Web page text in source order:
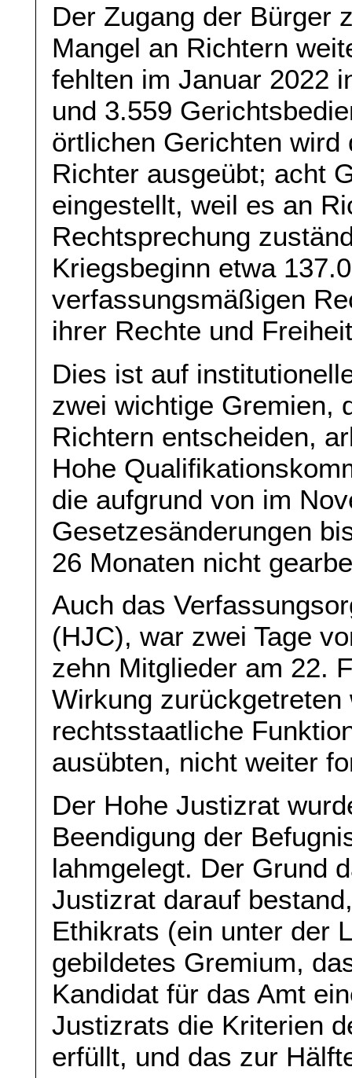
Der Zugang der Bürger
Mangel an Richtern
fehlten im Januar 2022
und 3.559
örtlichen Gerichten
Richter ausgeübt; acht
eingestellt, weil es an
Rechtsprechung
Kriegsbeginn etwa
verfassungsmäßigen
ihrer Rechte und
Dies ist auf
zwei wichtige Gremien,
Richtern entscheiden,
Hohe
die aufgrund von im
Gesetzesänderungen
26 Monaten nicht
Auch das
(HJC), war zwei Tage
zehn Mitglieder am 22.
Wirkung
rechtsstaatliche
ausübten, nicht weiter
Der Hohe Justizrat
Beendigung der
lahmgelegt. Der Grund
Justizrat darauf
Ethikrats (ein unter der
gebildetes Gremium,
Kandidat für das Amt
Justizrats die Kriterien
erfüllt, und das zur